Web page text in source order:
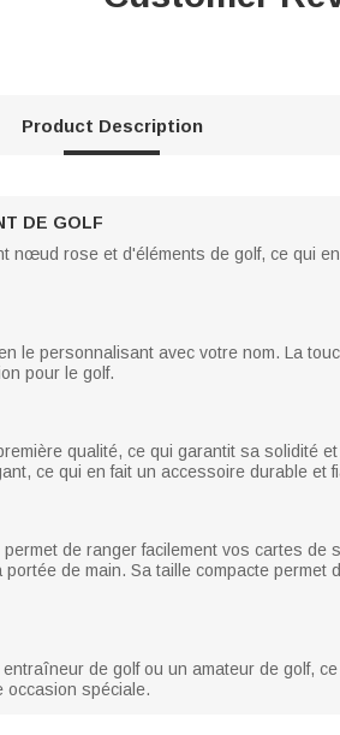
Product Description
DE GOLF
nœud rose et d'éléments de golf, ce qui
le personnalisant avec votre nom. La
pour le golf.
qualité, ce qui garantit sa solidité
ce qui en fait un accessoire durable et
de ranger facilement vos cartes
de main. Sa taille compacte
de golf ou un amateur de golf,
occasion spéciale.